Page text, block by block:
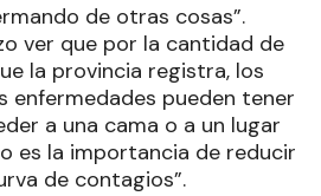
de otras cosas”.
ver que por la cantidad de
la provincia registra, los
enfermedades pueden tener
a una cama o a un lugar
es la importancia de reducir
de contagios”.